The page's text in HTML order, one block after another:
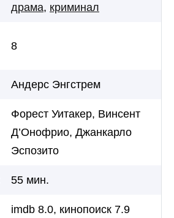
драма, криминал
8
Андерс Энгстрем
Форест Уитакер, Винсент
Д’Онофрио, Джанкарло
Эспозито
55 мин.
imdb 8.0, кинопоиск 7.9